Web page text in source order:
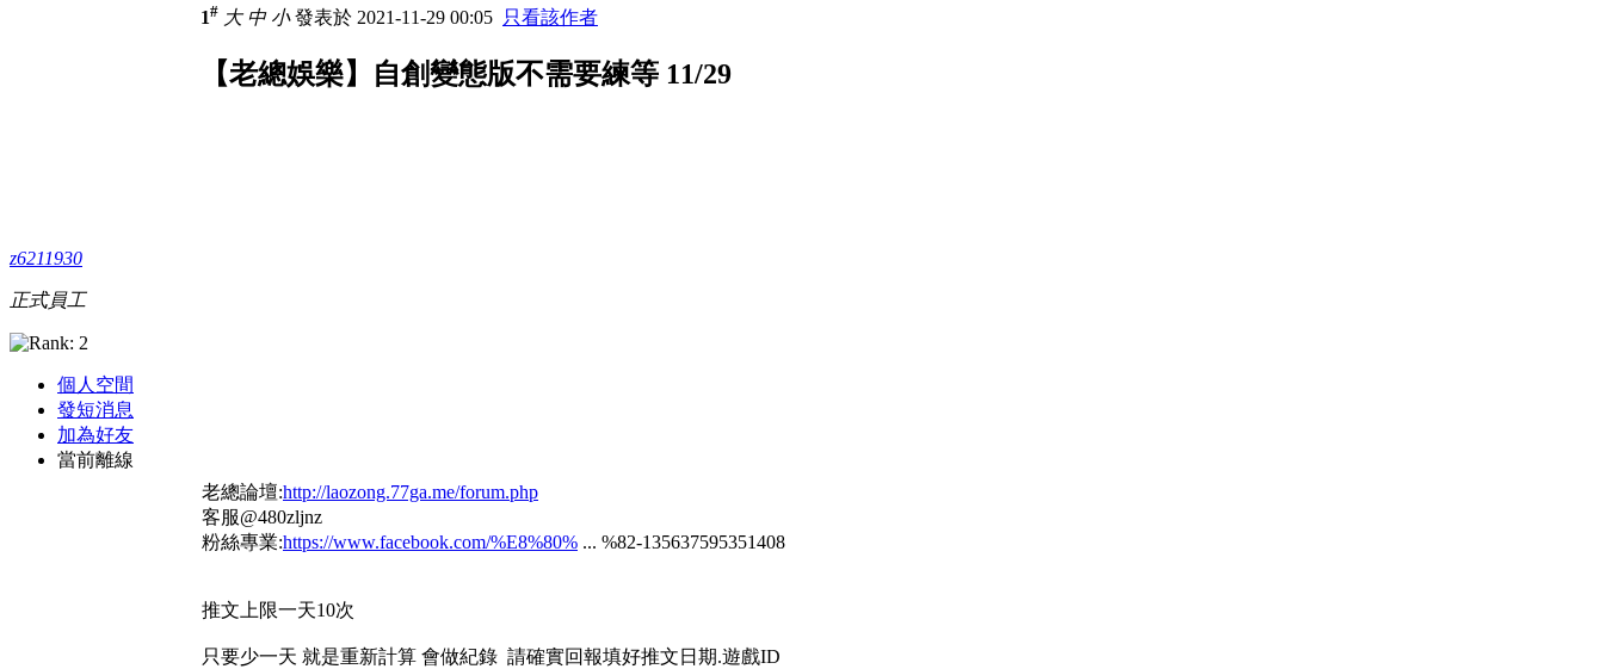
z6211930
正式員工
個人空間
發短消息
加為好友
當前離線
1# 大 中 小發表於 2021-11-29 00:05 只看該作者
【老總娛樂】自創變態版不需要練等 11/29
老總論壇:http://laozong.77ga.me/forum.php
客服@480zljnz
粉絲專業:https://www.facebook.com/%E8%80% ... %82-135637595351408
推文上限一天10次
只要少一天 就是重新計算 會做紀錄 請確實回報填好推文日期.遊戲ID